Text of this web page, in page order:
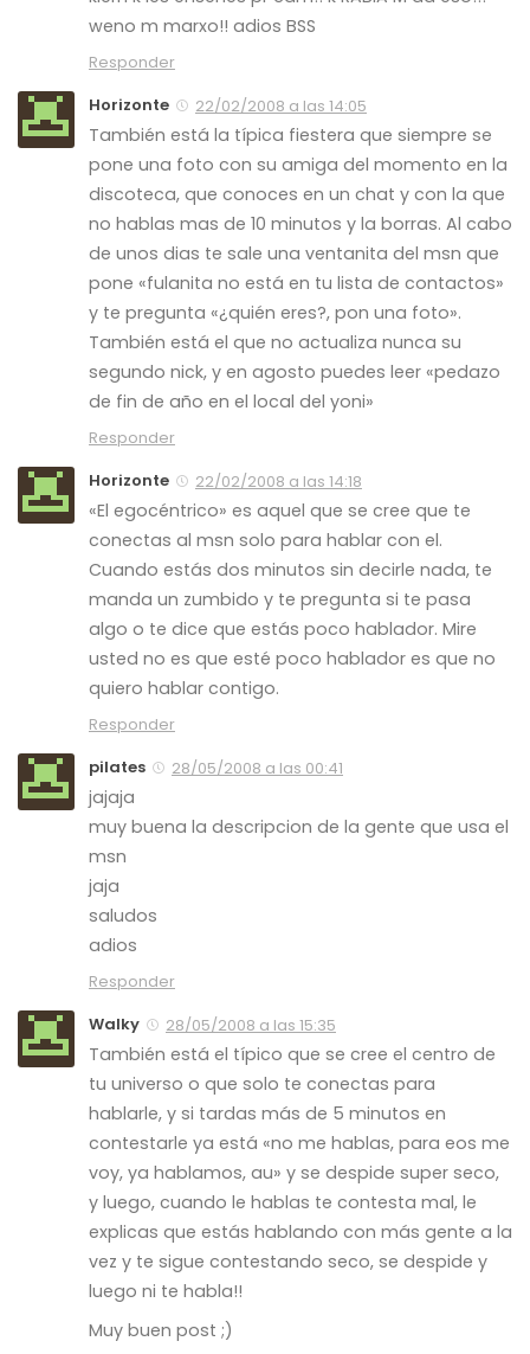
weno m marxo!! adios BSS
Responder
Horizonte
22/02/2008 a las 14:05
También está la típica fiestera que siempre se
pone una foto con su amiga del momento en la
discoteca, que conoces en un chat y con la que
no hablas mas de 10 minutos y la borras. Al cabo
de unos dias te sale una ventanita del msn que
pone «fulanita no está en tu lista de contactos»
y te pregunta «¿quién eres?, pon una foto».
También está el que no actualiza nunca su
segundo nick, y en agosto puedes leer «pedazo
de fin de año en el local del yoni»
Responder
Horizonte
22/02/2008 a las 14:18
«El egocéntrico» es aquel que se cree que te
conectas al msn solo para hablar con el.
Cuando estás dos minutos sin decirle nada, te
manda un zumbido y te pregunta si te pasa
algo o te dice que estás poco hablador. Mire
usted no es que esté poco hablador es que no
quiero hablar contigo.
Responder
pilates
28/05/2008 a las 00:41
jajaja
muy buena la descripcion de la gente que usa el
msn
jaja
saludos
adios
Responder
Walky
28/05/2008 a las 15:35
También está el típico que se cree el centro de
tu universo o que solo te conectas para
hablarle, y si tardas más de 5 minutos en
contestarle ya está «no me hablas, para eos me
voy, ya hablamos, au» y se despide super seco,
y luego, cuando le hablas te contesta mal, le
explicas que estás hablando con más gente a la
vez y te sigue contestando seco, se despide y
luego ni te habla!!
Muy buen post ;)